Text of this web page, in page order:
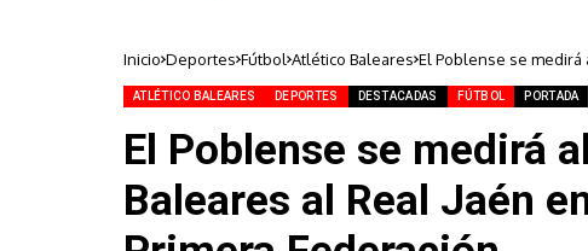
Inicio Deportes Fútbol Atlético Baleares El Poblense se medirá
ascenso a Primera
ATLÉTICO BALEARES DEPORTES DESTACADAS FÚTBOL PORTADA
El Poblense se medirá
Baleares al Real Jaén